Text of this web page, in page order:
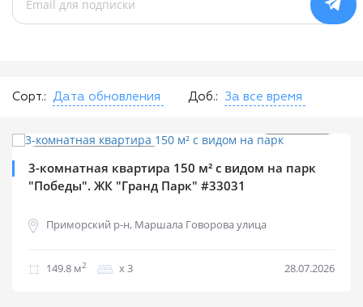
Сорт.: Дата обновления Доб.: За все время
$199 000
3-комнатная квартира 150 м² с видом на парк
"Победы". ЖК "Гранд Парк" #33031
Приморский р-н, Маршала Говорова улица
149.8 м2 х 3 28.07.2026